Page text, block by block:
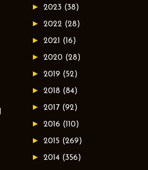
► 2023 (38)
► 2022 (28)
► 2021 (16)
► 2020 (28)
► 2019 (52)
► 2018 (84)
► 2017 (92)
► 2016 (110)
► 2015 (269)
► 2014 (356)